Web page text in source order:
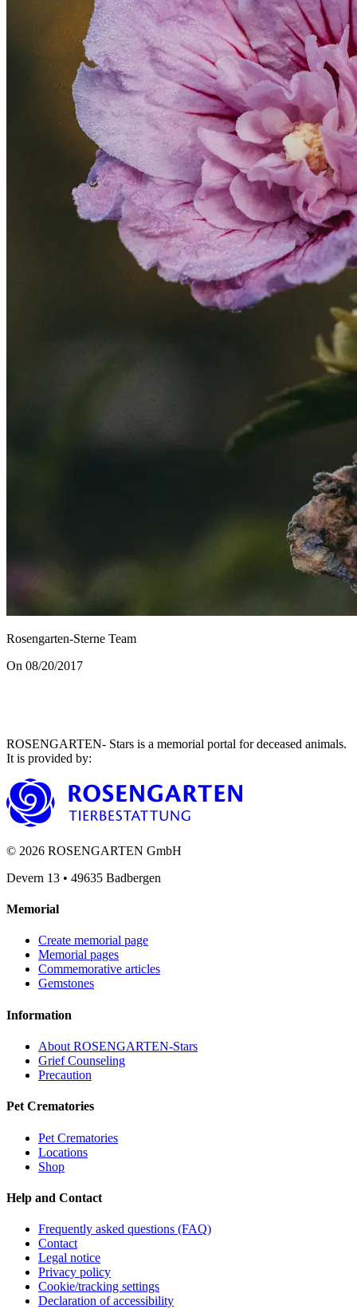
Rosengarten-Sterne Team
On 08/20/2017
ROSENGARTEN- Stars is a memorial portal for deceased animals.
It is provided by:
© 2026 ROSENGARTEN GmbH
Devern 13 • 49635 Badbergen
Memorial
Create memorial page
Memorial pages
Commemorative articles
Gemstones
Information
About ROSENGARTEN-Stars
Grief Counseling
Precaution
Pet Crematories
Pet Crematories
Locations
Shop
Help and Contact
Frequently asked questions (FAQ)
Contact
Legal notice
Privacy policy
Cookie/tracking settings
Declaration of accessibility